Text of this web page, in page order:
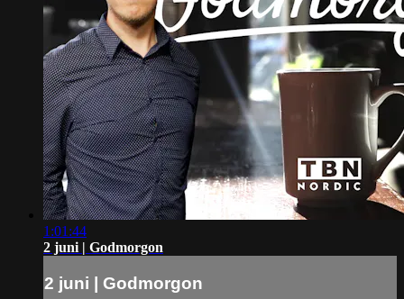
1:01:44
2 juni | Godmorgon
2 juni | Godmorgon